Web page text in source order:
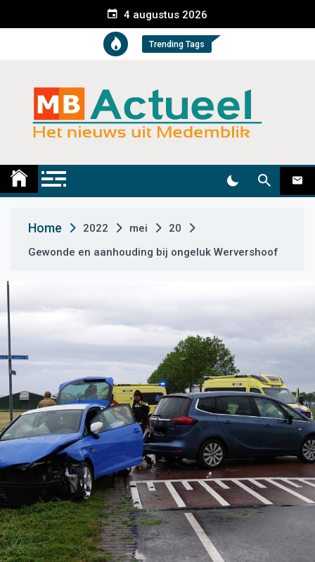
e
t
4 augustus 2026
Trending Tags
Medemblik Actueel
Home 2022 mei
20
Gewonde en aanhouding bij ongeluk Wervershoof